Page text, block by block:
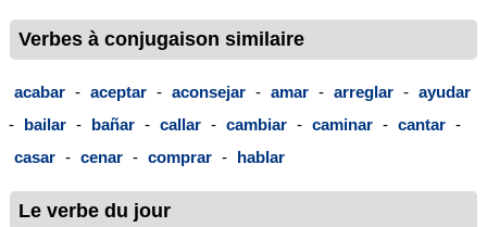
Verbes à conjugaison similaire
acabar - aceptar - aconsejar - amar - arreglar - ayudar
- bailar - bañar - callar - cambiar - caminar - cantar -
casar - cenar - comprar - hablar
Le verbe du jour